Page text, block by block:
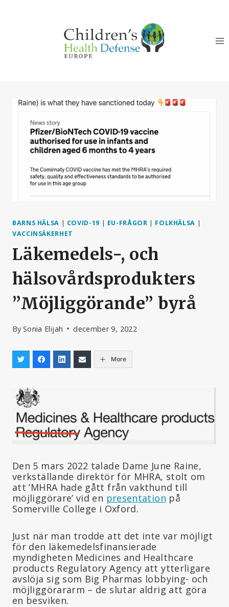
BARNS HÄLSA | COVID-19 | EU-FRÅGOR | FOLKHÄLSA |
VACCINSÄKERHET
Läkemedels-, och
hälsovårdsprodukters
”Möjliggörande” byrå
By Sonia Elijah december 9, 2022
More
Den 5 mars 2022 talade Dame June Raine,
verkställande direktör för MHRA, stolt om
att ’MHRA hade gått från vakthund till
möjliggörare’ vid en presentation på
Somerville College i Oxford.
Just när man trodde att det inte var möjligt
för den läkemedelsfinansierade
myndigheten Medicines and Healthcare
products Regulatory Agency att ytterligare
avslöja sig som Big Pharmas lobbying- och
möjliggörararm – de slutar aldrig att göra
en besviken.